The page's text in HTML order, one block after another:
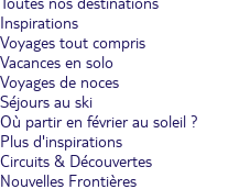
Inspirations
Voyages tout compris
Vacances en solo
Voyages de noces
Séjours au ski
Où partir en février au soleil ?
Plus d'inspirations
Circuits & Découvertes
Nouvelles Frontières